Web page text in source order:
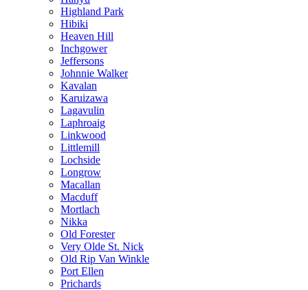
Highland Park
Hibiki
Heaven Hill
Inchgower
Jeffersons
Johnnie Walker
Kavalan
Karuizawa
Lagavulin
Laphroaig
Linkwood
Littlemill
Lochside
Longrow
Macallan
Macduff
Mortlach
Nikka
Old Forester
Very Olde St. Nick
Old Rip Van Winkle
Port Ellen
Prichards